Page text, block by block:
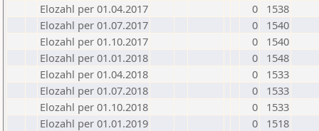
Elozahl per 01.04.2017
0
1538
Elozahl per 01.07.2017
0
1540
Elozahl per 01.10.2017
0
1540
Elozahl per 01.01.2018
0
1548
Elozahl per 01.04.2018
0
1533
Elozahl per 01.07.2018
0
1533
Elozahl per 01.10.2018
0
1533
Elozahl per 01.01.2019
0
1518